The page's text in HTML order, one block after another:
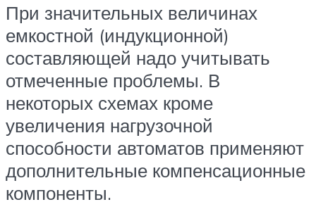
При значительных величинах
емкостной (индукционной)
составляющей надо учитывать
отмеченные проблемы. В
некоторых схемах кроме
увеличения нагрузочной
способности автоматов применяют
дополнительные компенсационные
компоненты.